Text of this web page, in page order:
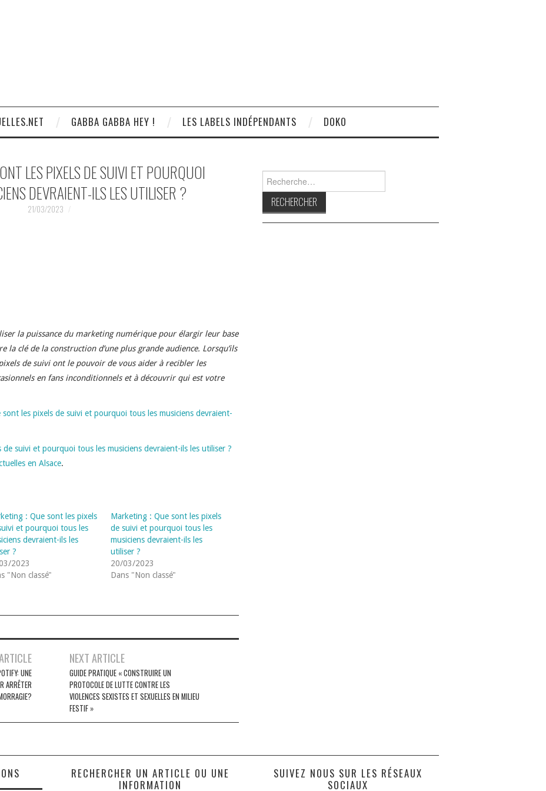
GABBA GABBA HEY ! LES LABELS INDÉPENDANTS DOKO
LES PIXELS DE SUIVI ET POURQUOI
DEVRAIENT-ILS LES UTILISER ?
21/03/2023
la puissance du marketing numérique pour élargir leur base
la clé de la construction d’une plus grande audience. Lorsqu’ils
de suivi ont le pouvoir de vous aider à recibler les
en fans inconditionnels et à découvrir qui est votre
les pixels de suivi et pourquoi tous les musiciens devraient-
suivi et pourquoi tous les musiciens devraient-ils les utiliser ?
en Alsace.
: Que sont les pixels
et pourquoi tous les
devraient-ils les
?
2023
"Non classé"
Marketing : Que sont les pixels
de suivi et pourquoi tous les
musiciens devraient-ils les
utiliser ?
20/03/2023
Dans "Non classé"
UNE
ARRÊTER
NEXT ARTICLE
GUIDE PRATIQUE « CONSTRUIRE UN
PROTOCOLE DE LUTTE CONTRE LES
VIOLENCES SEXISTES ET SEXUELLES EN MILIEU
FESTIF »
RECHERCHER UN ARTICLE OU UNE
INFORMATION
SUIVEZ NOUS SUR LES RÉSEAUX
SOCIAUX